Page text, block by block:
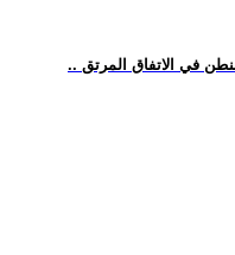
في الاتفاق المرتق